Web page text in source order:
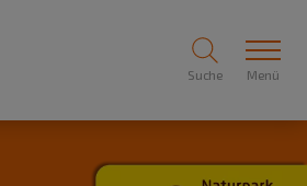
Suche Menü